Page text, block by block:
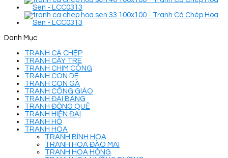
Danh Mục
TRANH CÁ CHÉP
TRANH CÂY TRE
TRANH CHIM CÔNG
TRANH CON DÊ
TRANH CON GÀ
TRANH CÔNG GIÁO
TRANH ĐẠI BÀNG
TRANH ĐỒNG QUÊ
TRANH HIỆN ĐẠI
TRANH HỔ
TRANH HOA
TRANH BÌNH HOA
TRANH HOA ĐÀO MAI
TRANH HOA HỒNG